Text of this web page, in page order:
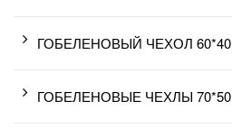
ГОБЕЛЕНОВЫЙ ЧЕХОЛ 60*40
ГОБЕЛЕНОВЫЕ ЧЕХЛЫ 70*50